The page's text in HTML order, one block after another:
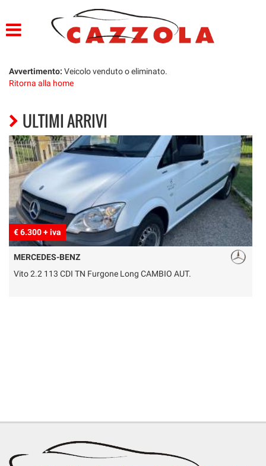
LISTA VEICOLI
SERVIZI
OFFICINA E CARROZZERIA
GARANZIA 12 MESI
FINANZIAMENTI
CONSEGNA IMEDDIATA
PREPARAZIONE VETTURE
RICEVIMENTO CLIENTI
Avvertimento: Veicolo venduto o eliminato.
Ritorna alla home
ULTIMI ARRIVI
€ 6.300 + iva
MERCEDES-BENZ
Vito 2.2 113 CDI TN Furgone Long CAMBIO AUT.